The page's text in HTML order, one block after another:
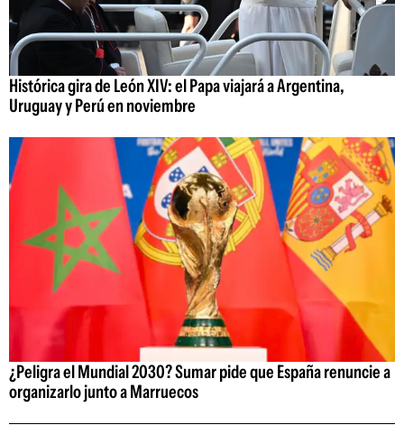
Histórica gira de León XIV: el Papa viajará a Argentina,
Uruguay y Perú en noviembre
¿Peligra el Mundial 2030? Sumar pide que España renuncie a
organizarlo junto a Marruecos